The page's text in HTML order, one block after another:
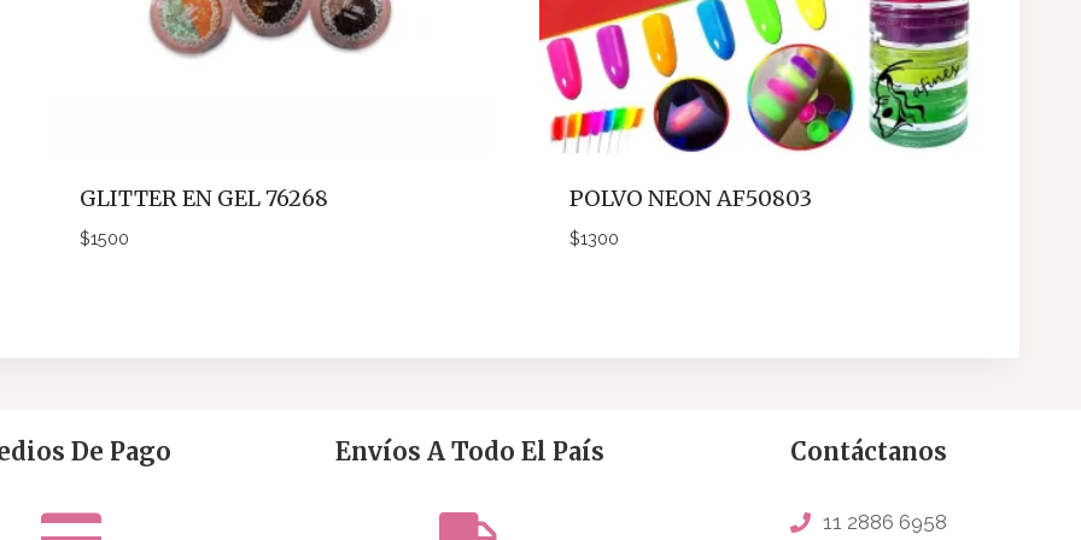
GLITTER EN GEL 76268
$1500
POLVO NEON AF50803
$1300
De Pago Envíos A Todo El País Contáctanos
11 2886 6958